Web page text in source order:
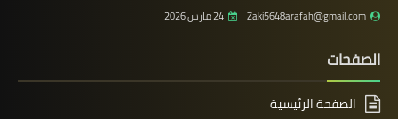
Zaki5648arafah@gmail.com 24 مارس 2026
الصفحات
الصفحة الرئيسية